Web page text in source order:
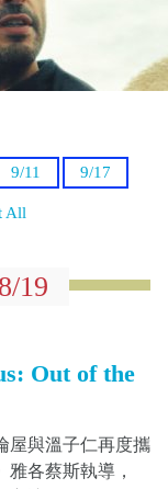
9/11 9/17
All
19
Out of the
屋與溫子仁再度攜
雅各蔡斯執導，